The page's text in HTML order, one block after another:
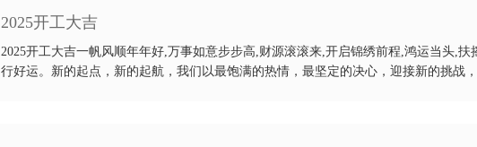
2025开工大吉
2025开工大吉一帆风顺年年好,万事如意步步高,财源滚滚来,开启锦绣前程,鸿运当头,扶
行好运。新的起点，新的起航，我们以最饱满的热情，最坚定的决心，迎接新的挑战